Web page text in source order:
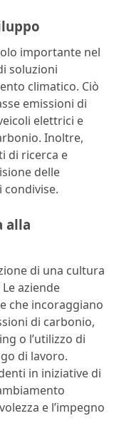
importante nel
soluzioni
climatico. Ciò
emissioni di
elettrici e
Inoltre,
di ricerca e
delle
condivise.
alla
di una cultura
aziende
che incoraggiano
di carbonio,
o l’utilizzo di
di lavoro.
in iniziative di
e l’impegno